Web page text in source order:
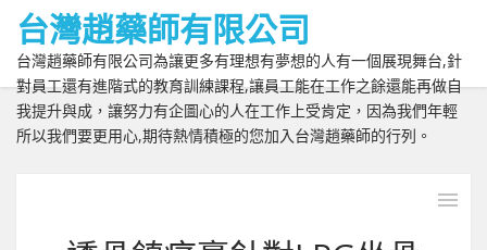
台灣趙藥師有限公司
台灣趙藥師有限公司為讓更多有理想有夢想的人有一個展現舞台,針
對員工還有進階式的教育訓練課程,讓員工能在工作之餘還能再做自
我提升與成，讓努力有企圖心的人在工作上受肯定，因為我們年輕
所以我們要更用心,期待熱情積極的您加入台灣趙藥師的行列。